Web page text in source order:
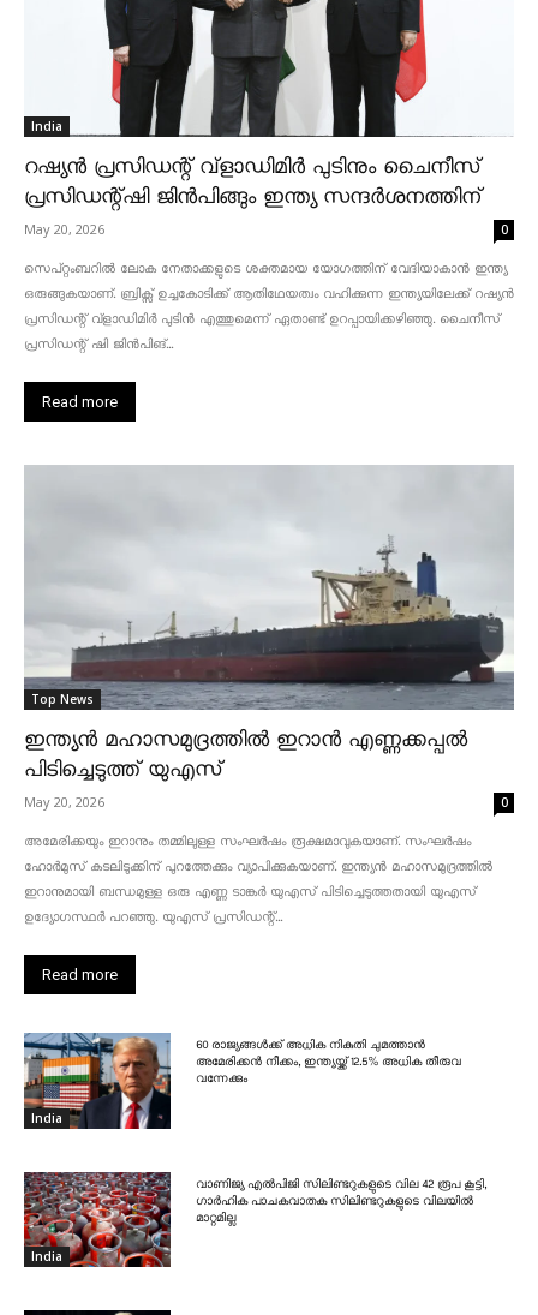
India
റഷ്യൻ പ്രസിഡന്റ് വ്‌ളാഡിമിർ പുടിനും ചൈനീസ്
പ്രസിഡന്റ്ഷി ജിൻപിങ്ങും ഇന്ത്യ സന്ദർശനത്തിന്
May 20, 2026 0
സെപ്റ്റംബറിൽ ലോക നേതാക്കളുടെ ശക്തമായ യോഗത്തിന് വേദിയാകാൻ ഇന്ത്യ
ഒരുങ്ങുകയാണ്. ബ്രിക്സ് ഉച്ചകോടിക്ക് ആതിഥേയത്വം വഹിക്കുന്ന ഇന്ത്യയിലേക്ക് റഷ്യൻ
പ്രസിഡന്റ് വ്‌ളാഡിമിർ പുടിൻ എത്തുമെന്ന് ഏതാണ്ട് ഉറപ്പായിക്കഴിഞ്ഞു. ചൈനീസ്
പ്രസിഡന്റ് ഷി ജിൻപിങ്...
Read more
Top News
ഇന്ത്യൻ മഹാസമുദ്രത്തിൽ ഇറാൻ എണ്ണക്കപ്പൽ
പിടിച്ചെടുത്ത് യുഎസ്
May 20, 2026 0
അമേരിക്കയും ഇറാനും തമ്മിലുള്ള സംഘർഷം രൂക്ഷമാവുകയാണ്. സംഘർഷം
ഹോർമുസ് കടലിടുക്കിന് പുറത്തേക്കും വ്യാപിക്കുകയാണ്. ഇന്ത്യൻ മഹാസമുദ്രത്തിൽ
ഇറാനുമായി ബന്ധമുള്ള ഒരു എണ്ണ ടാങ്കർ യുഎസ് പിടിച്ചെടുത്തതായി യുഎസ്
ഉദ്യോഗസ്ഥർ പറഞ്ഞു. യുഎസ് പ്രസിഡന്റ്...
Read more
India
60 രാജ്യങ്ങൾക്ക് അധിക നികുതി ചുമത്താൻ
അമേരിക്കൻ നീക്കം, ഇന്ത്യയ്ക്ക് 12.5% അധിക തീരുവ
വന്നേക്കും
India
വാണിജ്യ എൽപിജി സിലിണ്ടറുകളുടെ വില 42 രൂപ കൂട്ടി,
ഗാർഹിക പാചകവാതക സിലിണ്ടറുകളുടെ വിലയിൽ
മാറ്റമില്ല